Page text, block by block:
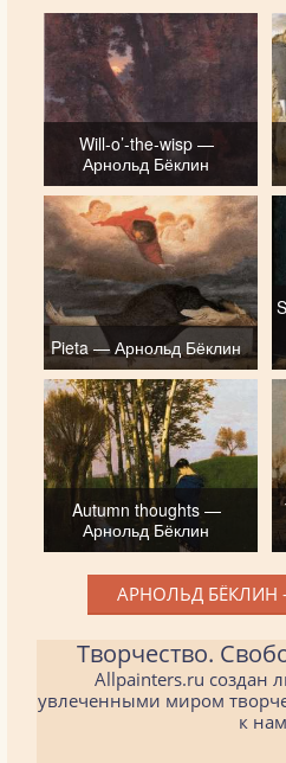
Will-o’-the-wisp —
Арнольд Бёклин
Pieta — Арнольд Бёклин
Autumn thoughts —
Арнольд Бёклин
АРНОЛЬД БЁКЛИН
Творчество.
Allpainters.ru создан
увлеченными миром
к